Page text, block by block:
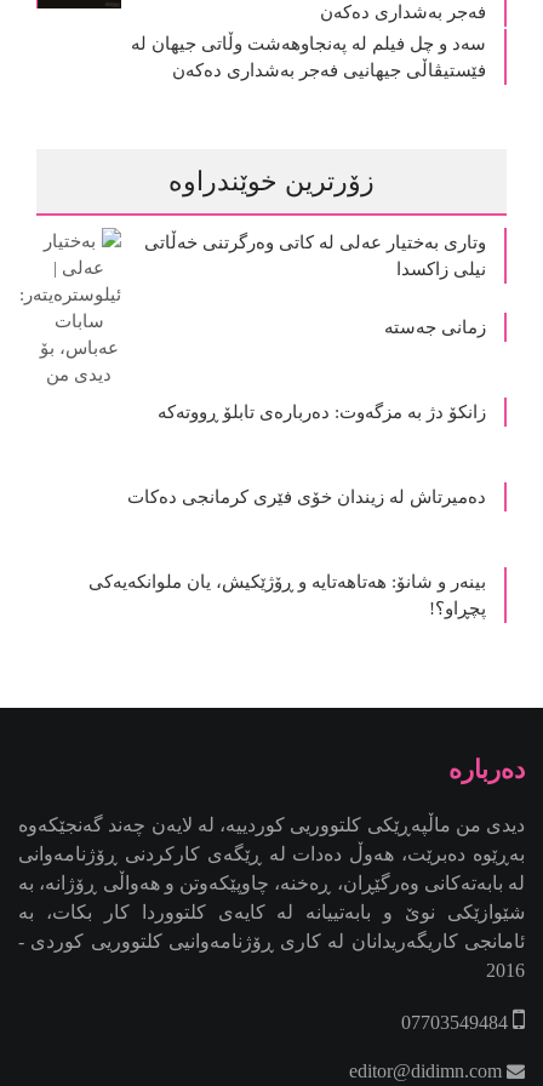
فەجر بەشداری دەکەن
سەد و چل فیلم لە پەنجاوهەشت وڵاتی جیهان لە
فێستیڤاڵی جیهانیی فەجر بەشداری دەکەن
زۆرترین خوێندراوە
وتاری بەختیار عەلی لە کاتی وەرگرتنی خەڵاتی
نیلی زاکسدا
زمانی جەستە
زانکۆ دژ بە مزگەوت: دەربارەى تابلۆ ڕووتەکە
ده‌میرتاش له‌ زیندان خۆی فێری كرمانجی ده‌كات
بینەر و شانۆ: هەتاھەتایە و ڕۆژێکیش، یان ملوانکەیەکی
پچڕاو؟!
دیدی من ماڵپەڕێکی کلتووریی کوردییە، لە لایەن چەند گەنجێكه‌وه‌
بەڕێوە دەبرێت، هەوڵ دەدات لە ڕێگەی کارکردنی ڕۆژنامەوانی
لە بابەتەکانی وەرگێڕان، ڕەخنە، چاوپێکەوتن و هەواڵی ڕۆژانە، بە
شێوازێکی نوێ و بابەتییانە لە کایەی کلتووردا کار بکات، بە
ئامانجی کاریگەریدانان لە کاری ڕۆژنامەوانیی کلتووریی کوردی -
2016
07703549484
editor@didimn.com